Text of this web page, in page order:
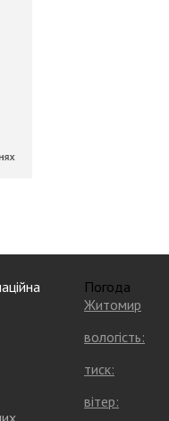
Погода
Житомир
вологість:
тиск:
вітер: